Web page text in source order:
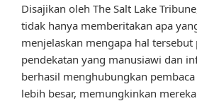
Disajikan oleh The Salt Lake
tidak hanya memberitakan apa
menjelaskan mengapa hal tersebut
pendekatan yang manusiawi dan
berhasil menghubungkan
lebih besar, memungkinkan